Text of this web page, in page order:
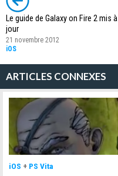
Le guide de Galaxy on Fire 2 mis à
jour
21 novembre 2012
iOS
ARTICLES CONNEXES
iOS + PS Vita